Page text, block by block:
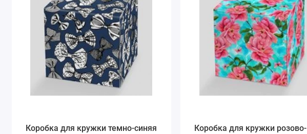
Коробка для кружки темно-синяя
Коробка для кружки розово-